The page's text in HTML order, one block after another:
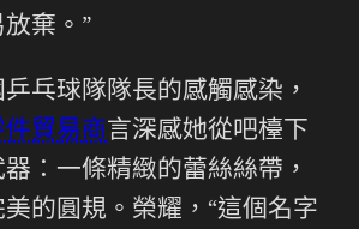
棄。”
乓球隊隊長的感觸感染，
貿易商 言深感她從吧檯下
：一條精緻的蕾絲絲帶，
的圓規。榮耀，“這個名字